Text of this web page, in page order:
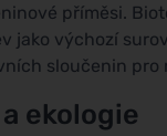
příměsi.
jako výchozí
sloučenin pro
ekologie